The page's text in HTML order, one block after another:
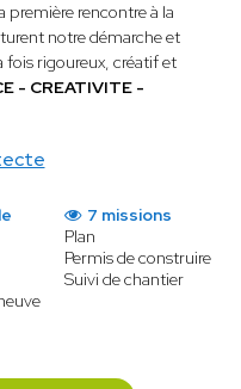
première rencontre à la
notre démarche et
rigoureux, créatif et
- CREATIVITE -
7 missions
Plan
Permis de construire
Suivi de chantier